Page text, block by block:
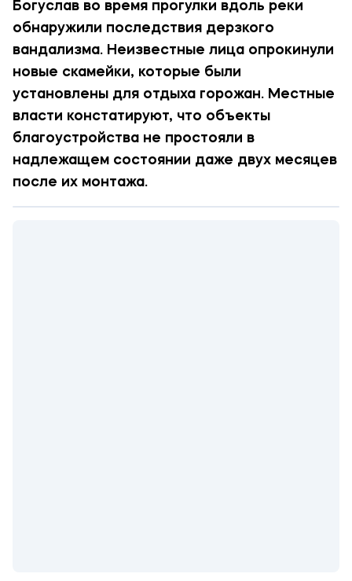
Богуслав во время прогулки вдоль реки
обнаружили последствия дерзкого
вандализма. Неизвестные лица опрокинули
новые скамейки, которые были
установлены для отдыха горожан. Местные
власти констатируют, что объекты
благоустройства не простояли в
надлежащем состоянии даже двух месяцев
после их монтажа.